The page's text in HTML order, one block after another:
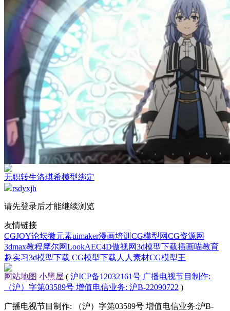
无职转生洛琪希模型绑定
rsdyxjh
请先登录后才能继续浏览
友情链接
CGJOY论坛微元素uimaker漫画培训 CG模型网CG资源网
3dmax教程摩尔网LookAEC4D傲视网3d模型下载插画喵教育
趣实习3d模型下载 CG模型下载 人人素材CG模型王
网站地图 小黑屋 ( 沪ICP备12032161号 广播电视节目制作:
（沪）字第03589号 增值电信业务: 沪B-22090722 )
广播电视节目制作: （沪）字第03589号 增值电信业务:沪B-